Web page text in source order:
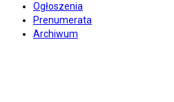
Ogłoszenia
Prenumerata
Archiwum